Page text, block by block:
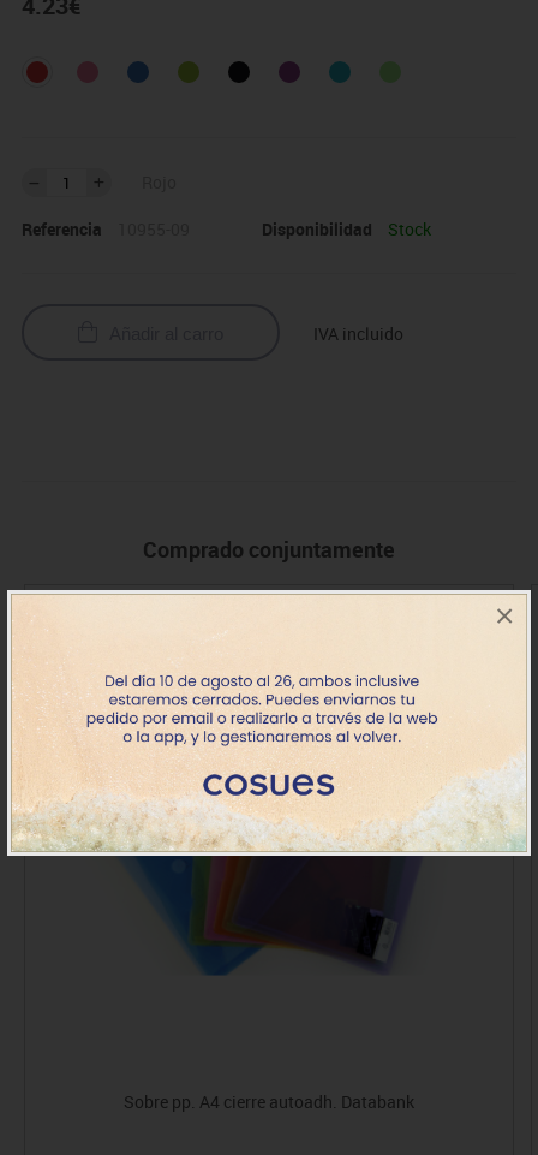
×
Referencia Disponibilidad Stock
IVA incluido
Comprado conjuntamente
Sobre pp. A4 cierre autoadh. Databank